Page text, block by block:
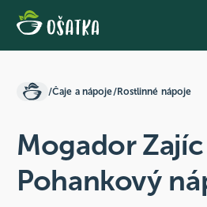
/Čaje a nápoje/Rostlinné nápoje
Mogador Zajíc
Pohankový